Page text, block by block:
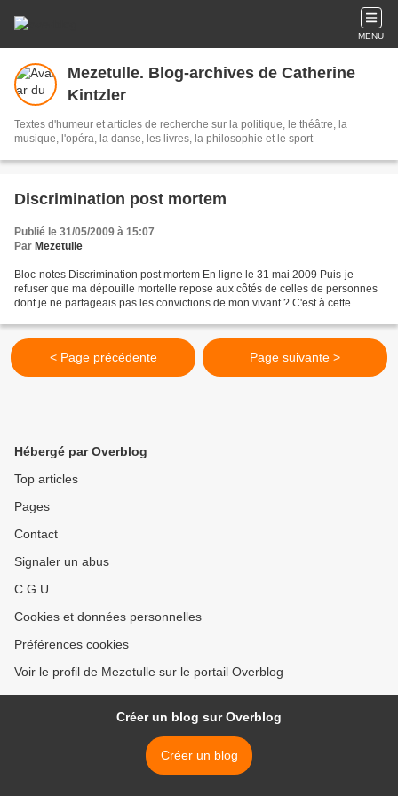
MENU
Mezetulle. Blog-archives de Catherine
Kintzler
Textes d'humeur et articles de recherche sur la politique, le théâtre, la
musique, l'opéra, la danse, les livres, la philosophie et le sport
Discrimination post mortem
Publié le 31/05/2009 à 15:07
Par Mezetulle
Bloc-notes Discrimination post mortem En ligne le 31 mai 2009 Puis-je
refuser que ma dépouille mortelle repose aux côtés de celles de personnes
dont je ne partageais pas les convictions de mon vivant ? C'est à cette
< Page précédente Page suivante >
Hébergé par Overblog
Top articles
Pages
Contact
Signaler un abus
C.G.U.
Cookies et données personnelles
Préférences cookies
Voir le profil de Mezetulle sur le portail Overblog
Créer un blog sur Overblog
Créer un blog